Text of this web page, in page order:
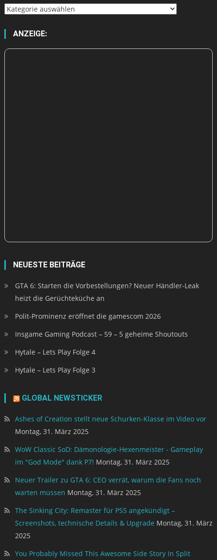
Wähle
ANZEIGE:
NEUESTE BEITRÄGE
GTA 6: Starten die Vorbestellungen? Neuer Händler-Leak
heizt die Gerüchteküche an
Polit-Prominenz eröffnet die gamescom 2026
Insgame Gaming Podcast – 59 – 5 geheime Shoutouts
Hytale – Lets Play Folge 4
Hytale – Lets Play Folge 3
GLOBAL NEWSTICKER
Ashes of Creation stellt neue Schurken-Klasse im Video vor
Montag, 31. März 2025
WoW Classic SoD: Dämonologie-Hexenmeister - Gameplay
im "God Mode" dank P7! Montag, 31. März 2025
Neuer Trailer zu GTA 6: CEO verrät, warum die Fans noch
warten müssen Montag, 31. März 2025
The Sinking City: Remaster für PS5 angekündigt –
Screenshots, technische Details & Upgrade Montag, 31. März
2025
You Probably Missed This Awesome Side Story In Split